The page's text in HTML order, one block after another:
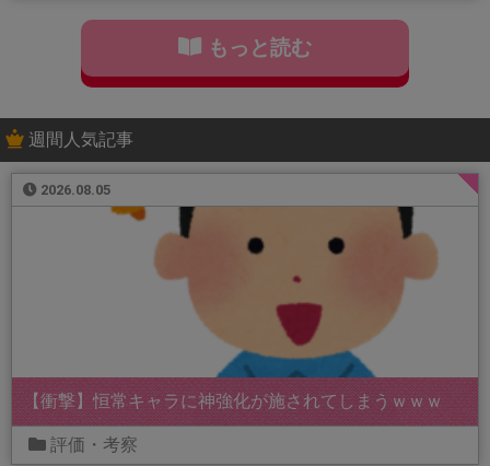
もっと読む
週間人気記事
2026.08.05
【衝撃】恒常キャラに神強化が施されてしまうｗｗｗ
評価・考察